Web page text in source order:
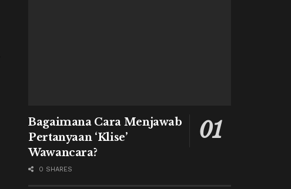
Bagaimana Cara Menjawab
Pertanyaan ‘Klise’
Wawancara?
0 SHARES